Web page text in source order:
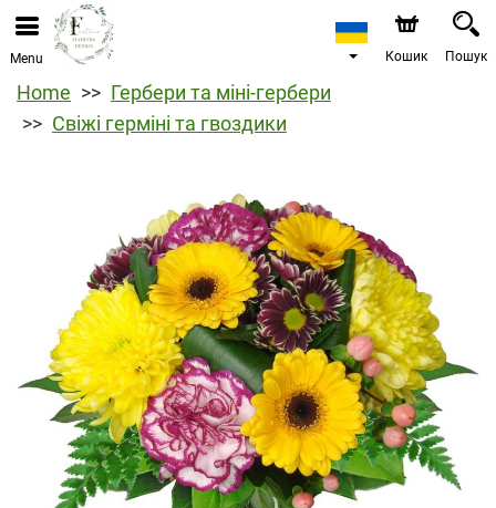
Menu Кошик Пошук
Home
Гербери та міні-гербери
Свіжі герміні та гвоздики